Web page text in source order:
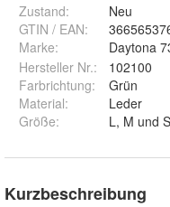
Zustand:
Neu
GTIN / EAN:
Marke:
Daytona
Hersteller Nr.:
102100
Farbrichtung:
Grün
Material:
Leder
Größe: L, M und S
Kurzbeschreibung